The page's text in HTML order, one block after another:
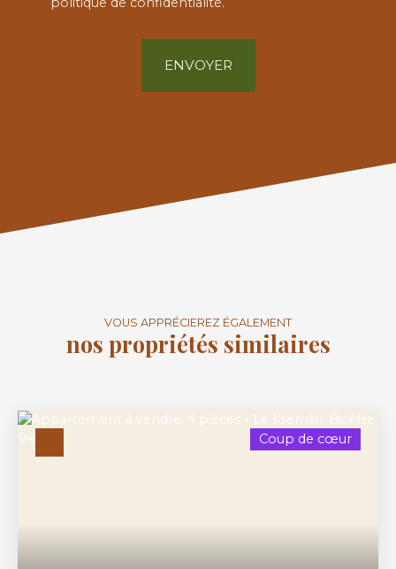
ENVOYER
VOUS APPRÉCIEREZ ÉGALEMENT
nos propriétés similaires
Coup de cœur